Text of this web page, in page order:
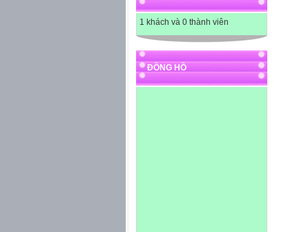
1 khách và 0 thành viên
ĐỒNG HỒ